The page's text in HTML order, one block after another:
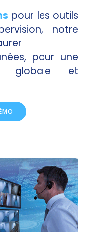
pour les outils
notre
pour une
globale et